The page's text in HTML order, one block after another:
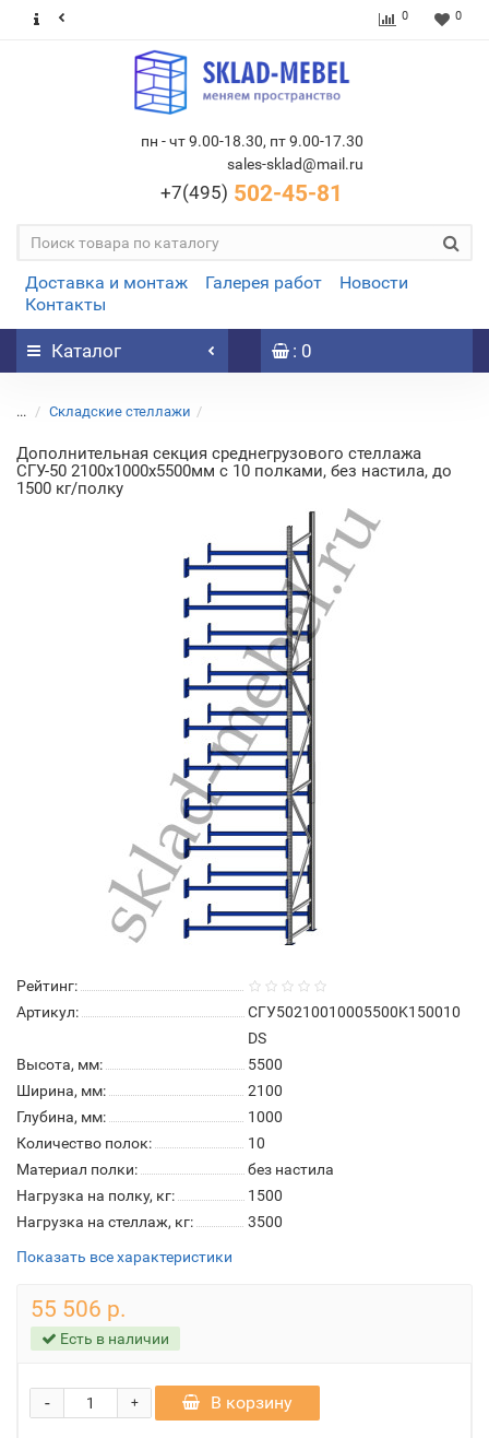
0 0
пн - чт 9.00-18.30, пт 9.00-17.30
sales-sklad@mail.ru
+7(495) 502-45-81
Доставка и монтаж Галерея работ
Новости
Контакты
Каталог : 0
... Складские стеллажи
Дополнительная секция среднегрузового стеллажа
СГУ-50 2100х1000х5500мм с 10 полками, без настила, до
1500 кг/полку
Рейтинг:
Артикул:
СГУ50210010005500K150010
DS
Высота, мм:
5500
Ширина, мм:
2100
Глубина, мм:
1000
Количество полок:
10
Материал полки:
без настила
Нагрузка на полку, кг:
1500
Нагрузка на стеллаж, кг:
3500
Показать все характеристики
55 506 р.
Есть в наличии
+
- В корзину